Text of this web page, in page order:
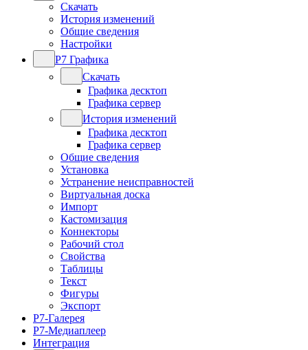
Скачать
История изменений
Общие сведения
Настройки
Р7 Графика
Скачать
Графика десктоп
Графика сервер
История изменений
Графика десктоп
Графика сервер
Общие сведения
Установка
Устранение неисправностей
Виртуальная доска
Импорт
Кастомизация
Коннекторы
Рабочий стол
Свойства
Таблицы
Текст
Фигуры
Экспорт
Р7-Галерея
Р7-Медиаплеер
Интеграция